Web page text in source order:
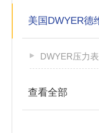
美国DWYER德
DWYER压力表
查看全部